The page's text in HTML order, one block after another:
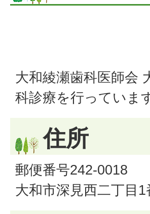
大和綾瀬歯科医師会
科診療を行っていま
住所
郵便番号242-0018
大和市深見西二丁目1